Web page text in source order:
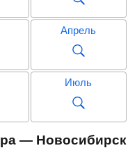
Апрель
Июль
Октябрь
— Новосибирск